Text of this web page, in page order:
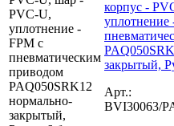
корпус -
уплотнение
закрытый,
Арт.:
BVI30063/